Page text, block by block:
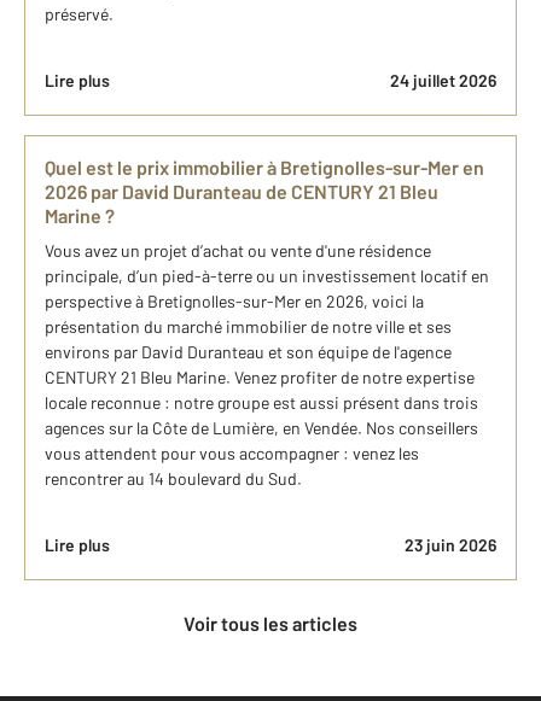
préservé.
Lire plus 24 juillet 2026
Quel est le prix immobilier à Br​etignolles-sur-Mer en
2026​ par David Duranteau de CENTURY 21 Bleu
Marine ?
Vous avez un projet d’achat ou vente d'une résidence
principale, d’un pied-à-terre ou un investissement locatif en
perspective à Bretignolles-sur-Mer en 2026, voici la
présentation du marché immobilier de notre ville et ses
environs par David Duranteau et son équipe de l'agence
CENTURY 21 Bleu Marine. Venez profiter de notre expertise
locale reconnue : notre groupe est aussi présent dans trois
agences sur la Côte de Lumière, en Vendée. Nos conseillers
vous attendent pour vous accompagner : venez les
rencontrer au 14 boulevard du Sud.
Lire plus 23 juin 2026
Voir tous les articles